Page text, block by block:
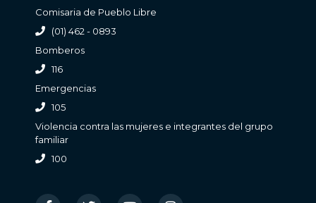
Comisaria de Pueblo Libre
(01) 462 - 0893
Bomberos
116
Emergencias
105
Violencia contra las mujeres e integrantes del grupo
familiar
100